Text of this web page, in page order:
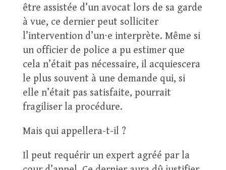
être assistée d’un avocat lors de sa garde
à vue, ce dernier peut solliciter
l’intervention d’un⋅e interprète. Même si
un officier de police a pu estimer que
cela n’était pas nécessaire, il acquiescera
le plus souvent à une demande qui, si
elle n’était pas satisfaite, pourrait
fragiliser la procédure.
Mais qui appellera-t-il ?
Il peut requérir un expert agréé par la